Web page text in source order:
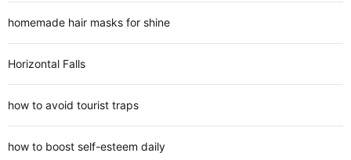
homemade hair masks for shine
Horizontal Falls
how to avoid tourist traps
how to boost self-esteem daily